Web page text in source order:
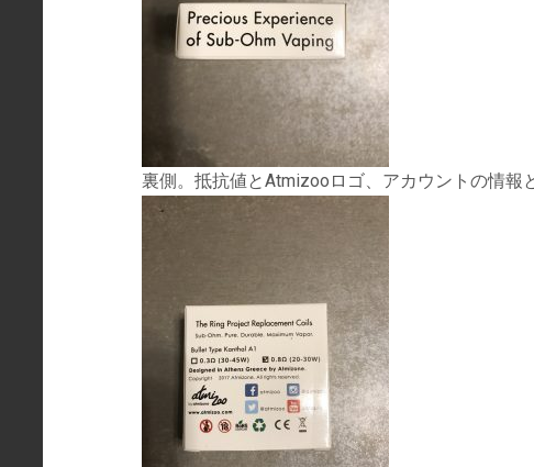
裏側。抵抗値とAtmizooロゴ、アカウントの情報